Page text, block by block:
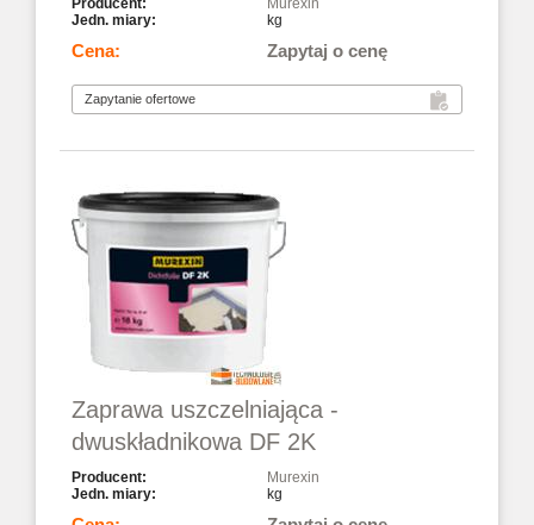
kg
Zapytaj o cenę
Zaprawa uszczelniająca -
dwuskładnikowa DF 2K
Murexin
kg